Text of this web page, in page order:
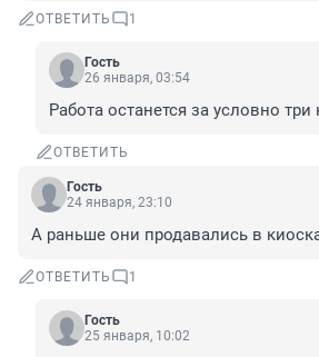
ОТВЕТИТЬ 1
Гость
26 января, 03:54
Работа останется за условно три
ОТВЕТИТЬ
Гость
24 января, 23:10
А раньше они продавались в
ОТВЕТИТЬ 1
Гость
25 января, 10:02